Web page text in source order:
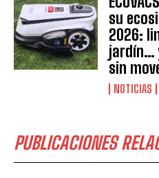
su
2026:
jardín…
sin
NOTICIAS
PUBLICACIONES